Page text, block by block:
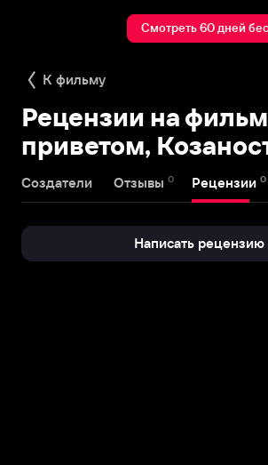
Смотреть 60 дней
К фильму
Рецензии на
приветом,
Создатели Отзывы 0 Рецензии 0
Написать рецензию